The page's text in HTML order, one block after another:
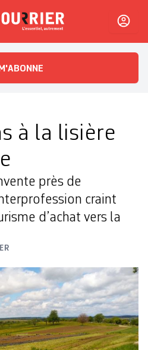
L'essentiel, autrement
à la lisière
près de
craint
d’achat vers la